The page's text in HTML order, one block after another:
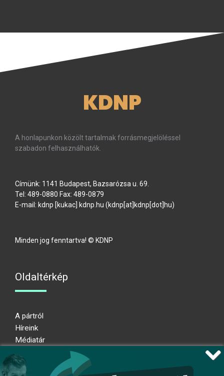
KDNP
A honlapunkon közölt tartalmak forrásmegjelöléssel
szabadon felhasználhatók.
Címünk: 1141 Budapest, Bazsarózsa u. 69.
Tel: 489-0880 Fax: 489-0879
E-mail: kdnp [kukac] kdnp.hu (kdnp[at]kdnp[dot]hu)
Minden jog fenntartva! © KDNP
Oldaltérkép
A pártról
Híreink
Médiatár
Adatkezelési nyilatkozat